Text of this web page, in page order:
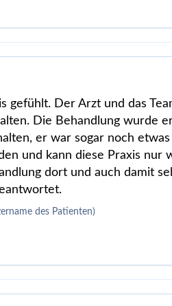
gefühlt. Der Arzt und das
Die Behandlung wurde
er war sogar noch
und kann diese Praxis nur
dort und auch damit
des Patienten)